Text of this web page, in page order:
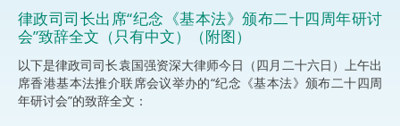
律政司司长出席“纪念《基本法》颁布二十四周年研讨
会”致辞全文（只有中文）（附图）
以下是律政司司长袁国强资深大律师今日（四月二十六日）上午出
席香港基本法推介联席会议举办的“纪念《基本法》颁布二十四周
年研讨会”的致辞全文：